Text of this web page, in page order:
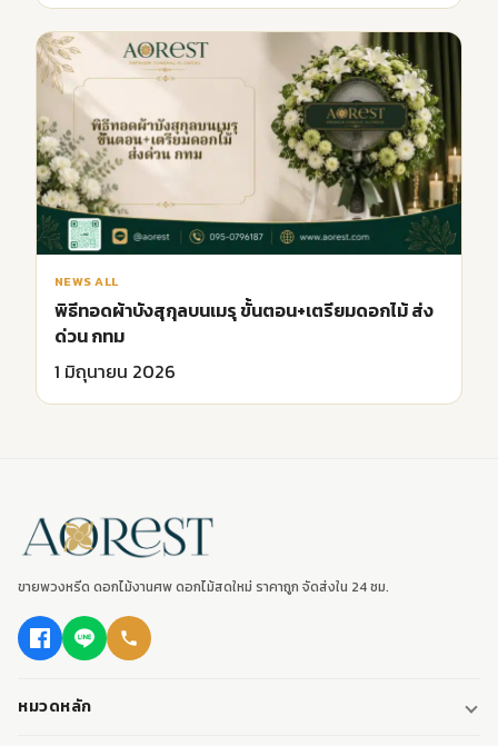
NEWS ALL
พิธีทอดผ้าบังสุกุลบนเมรุ ขั้นตอน+เตรียมดอกไม้ ส่ง
ด่วน กทม
1 มิถุนายน 2026
ขายพวงหรีด ดอกไม้งานศพ ดอกไม้สดใหม่ ราคาถูก จัดส่งใน 24 ชม.
หมวดหลัก